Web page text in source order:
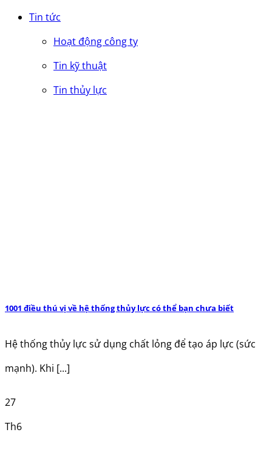
Tin tức
Hoạt động công ty
Tin kỹ thuật
Tin thủy lực
1001 điều thú vị về hệ thống thủy lực có thể bạn chưa biết
Hệ thống thủy lực sử dụng chất lỏng để tạo áp lực (sức
mạnh). Khi [...]
27
Th6